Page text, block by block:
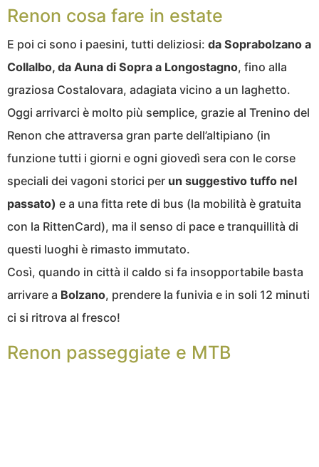
Renon cosa fare in estate
E poi ci sono i paesini, tutti deliziosi: da Soprabolzano a
Collalbo, da Auna di Sopra a Longostagno, fino alla
graziosa Costalovara, adagiata vicino a un laghetto.
Oggi arrivarci è molto più semplice, grazie al Trenino del
Renon che attraversa gran parte dell’altipiano (in
funzione tutti i giorni e ogni giovedì sera con le corse
speciali dei vagoni storici per un suggestivo tuffo nel
passato) e a una fitta rete di bus (la mobilità è gratuita
con la RittenCard), ma il senso di pace e tranquillità di
questi luoghi è rimasto immutato.
Così, quando in città il caldo si fa insopportabile basta
arrivare a Bolzano, prendere la funivia e in soli 12 minuti
ci si ritrova al fresco!
Renon passeggiate e MTB